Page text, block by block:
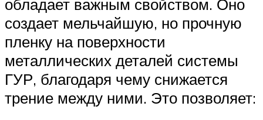
обладает важным свойством. Оно
создает мельчайшую, но прочную
пленку на поверхности
металлических деталей системы
ГУР, благодаря чему снижается
трение между ними. Это позволяет: